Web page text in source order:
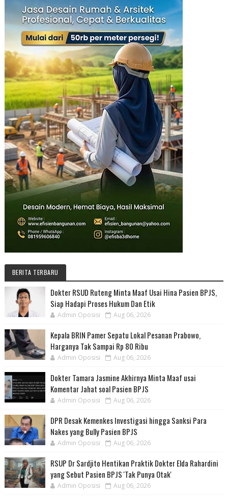
BERITA TERBARU
Dokter RSUD Ruteng Minta Maaf Usai Hina Pasien BPJS,
Siap Hadapi Proses Hukum Dan Etik
Admin Oposisi Aug 06, 2026
Kepala BRIN Pamer Sepatu Lokal Pesanan Prabowo,
Harganya Tak Sampai Rp 80 Ribu
Admin Oposisi Aug 06, 2026
Dokter Tamara Jasmine Akhirnya Minta Maaf usai
Komentar Jahat soal Pasien BPJS
Admin Oposisi Aug 06, 2026
DPR Desak Kemenkes Investigasi hingga Sanksi Para
Nakes yang Bully Pasien BPJS
Admin Oposisi Aug 06, 2026
RSUP Dr Sardjito Hentikan Praktik Dokter Elda Rahardini
yang Sebut Pasien BPJS 'Tak Punya Otak'
Admin Oposisi Aug 06, 2026